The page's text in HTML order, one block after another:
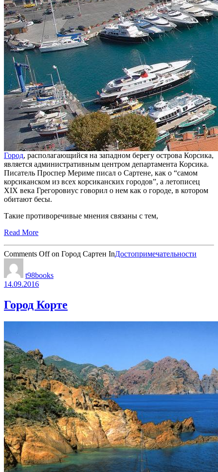
Город, располагающийся на западном берегу острова Корсика,
является административным центром департамента Корсика.
Писатель Проспер Мериме писал о Сартене, как о “самом
корсиканском из всех корсиканских городов”, а летописец
XIX века Грегоровиус говорил о нем как о городе, в котором
обитают бесы.
Такие противоречивые мнения связаны с тем,
Read More
Comments Offon Город Сартен InДостопримечательности
t98books
14.09.2016
Город Корте